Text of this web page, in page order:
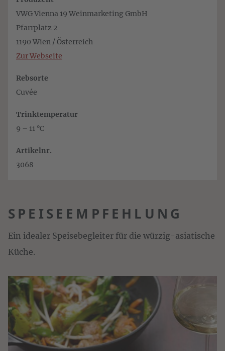
VWG Vienna 19 Weinmarketing GmbH
Pfarrplatz 2
1190 Wien / Österreich
Zur Webseite
Rebsorte
Cuvée
Trinktemperatur
9 – 11 °C
Artikelnr.
3068
SPEISEEMPFEHLUNG
Ein idealer Speisebegleiter für die würzig-asiatische
Küche.